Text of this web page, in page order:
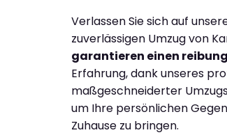
Verlassen Sie sich auf
zuverlässigen Umzug von
garantieren einen
Erfahrung, dank unseres
maßgeschneiderter
um Ihre persönlichen
Zuhause zu bringen.